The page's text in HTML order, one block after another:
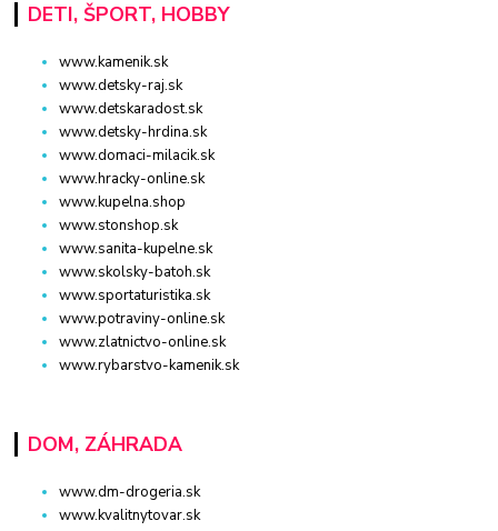
DETI, ŠPORT, HOBBY
www.kamenik.sk
www.detsky-raj.sk
www.detskaradost.sk
www.detsky-hrdina.sk
www.domaci-milacik.sk
www.hracky-online.sk
www.kupelna.shop
www.stonshop.sk
www.sanita-kupelne.sk
www.skolsky-batoh.sk
www.sportaturistika.sk
www.potraviny-online.sk
www.zlatnictvo-online.sk
www.rybarstvo-kamenik.sk
DOM, ZÁHRADA
www.dm-drogeria.sk
www.kvalitnytovar.sk